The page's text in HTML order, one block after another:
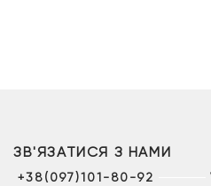
ЗВ'ЯЗАТИСЯ З НАМИ
+38(097)101-80-92